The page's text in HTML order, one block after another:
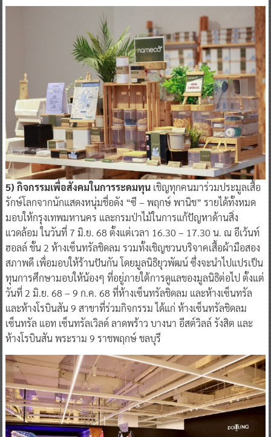
5) กิจกรรมเพื่อสังคมในการระดมทุนเชิญทุกคนมาร่วมประมูลเสื้อ
รักษ์โลกจากนักแสดงหนุ่มชื่อดัง “ซี – พฤกษ์ พานิช” รายได้ทั้งหมด
มอบให้กรุงเทพมหานคร และกรมป่าไม้ในการแก้ปัญหาด้านสิ่ง
แวดล้อม ในวันที่ 7 มิ.ย. 68 ตั้งแต่เวลา 16.30 – 17.30 น. ณ อีเว้นท์
ฮอลล์ ชั้น 2 ห้างเซ็นทรัลชิดลม รวมทั้งเชิญชวนบริจาคเสื้อผ้ามือสอง
สภาพดี เพื่อมอบให้ร้านปันกัน โดยมูลนิธิยุวพัฒน์ ซึ่งจะนำไปแปรเป็น
ทุนการศึกษามอบให้น้องๆ ที่อยู่ภายใต้การดูแลของมูลนิธิต่อไป ตั้งแต่
วันที่ 2 มิ.ย. 68 – 9 ก.ค. 68 ที่ห้างเซ็นทรัลชิดลม และห้างเซ็นทรัล
และห้างโรบินสัน 9 สาขาที่ร่วมกิจกรรม ได้แก่ ห้างเซ็นทรัลชิดลม
เซ็นทรัล แอท เซ็นทรัลเวิลด์ ลาดพร้าว บางนา อีสต์วิลล์ รังสิต และ
ห้างโรบินสัน พระราม 9 ราชพฤกษ์ ชลบุรี